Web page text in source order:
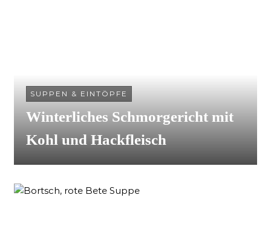
SUPPEN & EINTÖPFE
Winterliches Schmorgericht mit
Kohl und Hackfleisch